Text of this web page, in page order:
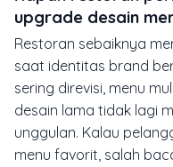
upgrade desain
Restoran sebaiknya
saat identitas brand
sering direvisi, menu
desain lama tidak lagi
unggulan. Kalau
menu favorit, salah